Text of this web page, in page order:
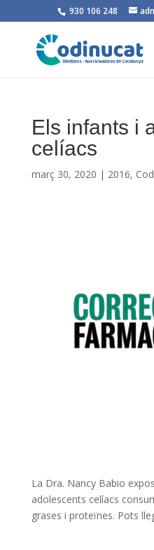
930 106 248
Els infants i
celíacs
març 30, 2020 | 2016,
La Dra. Nancy Babio
adolescents celíacs
grases i proteïnes. Pots